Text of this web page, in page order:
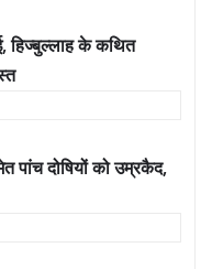
हिज्बुल्लाह के कथित
पांच दोषियों को उम्रकैद,